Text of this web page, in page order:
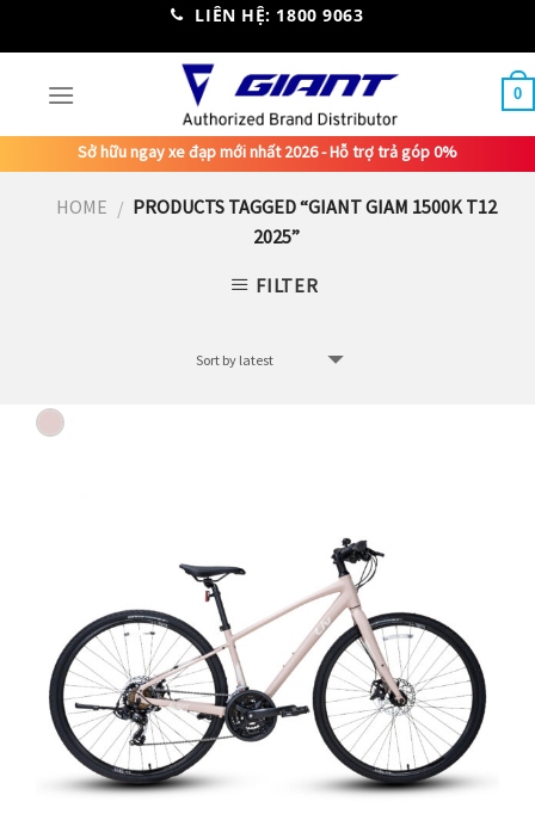
LIÊN HỆ: 1800 9063
0
Sở hữu ngay xe đạp mới nhất 2026 - Hỗ trợ trả góp 0%
HOME / PRODUCTS TAGGED “GIANT GIAM 1500K T12
2025”
FILTER